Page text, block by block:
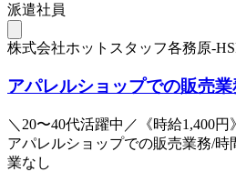
派遣社員
株式会社ホットスタッフ各務原-
アパレルショップでの販売業
＼20〜40代活躍中／《時給1,400
アパレルショップでの販売業務/
業なし